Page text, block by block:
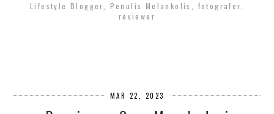
Lifestyle Blogger, Penulis Melankolis, fotografer,
reviewer
MAR 22, 2023